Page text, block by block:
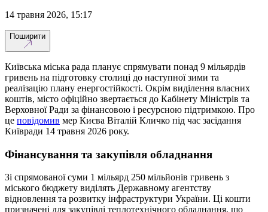
14 травня 2026, 15:17
Поширити
Київська міська рада планує спрямувати понад 9 мільярдів
гривень на підготовку столиці до наступної зими та
реалізацію плану енергостійкості. Окрім виділення власних
коштів, місто офіційно звертається до Кабінету Міністрів та
Верховної Ради за фінансовою і ресурсною підтримкою. Про
це повідомив мер Києва Віталій Кличко під час засідання
Київради 14 травня 2026 року.
Фінансування та закупівля обладнання
Зі спрямованої суми 1 мільярд 250 мільйонів гривень з
міського бюджету виділять Державному агентству
відновлення та розвитку інфраструктури України. Ці кошти
призначені для закупівлі теплотехнічного обладнання, що